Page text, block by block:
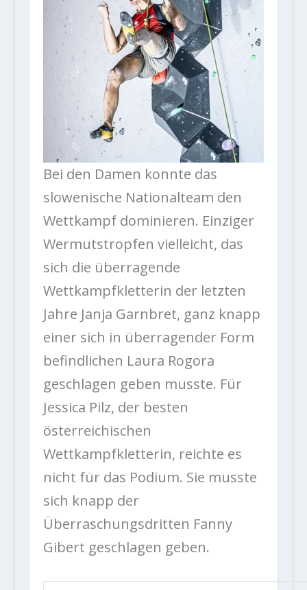
Bei den Damen konnte das
slowenische Nationalteam den
Wettkampf dominieren. Einziger
Wermutstropfen vielleicht, das
sich die überragende
Wettkampfkletterin der letzten
Jahre Janja Garnbret, ganz knapp
einer sich in überragender Form
befindlichen Laura Rogora
geschlagen geben musste. Für
Jessica Pilz, der besten
österreichischen
Wettkampfkletterin, reichte es
nicht für das Podium. Sie musste
sich knapp der
Überraschungsdritten Fanny
Gibert geschlagen geben.